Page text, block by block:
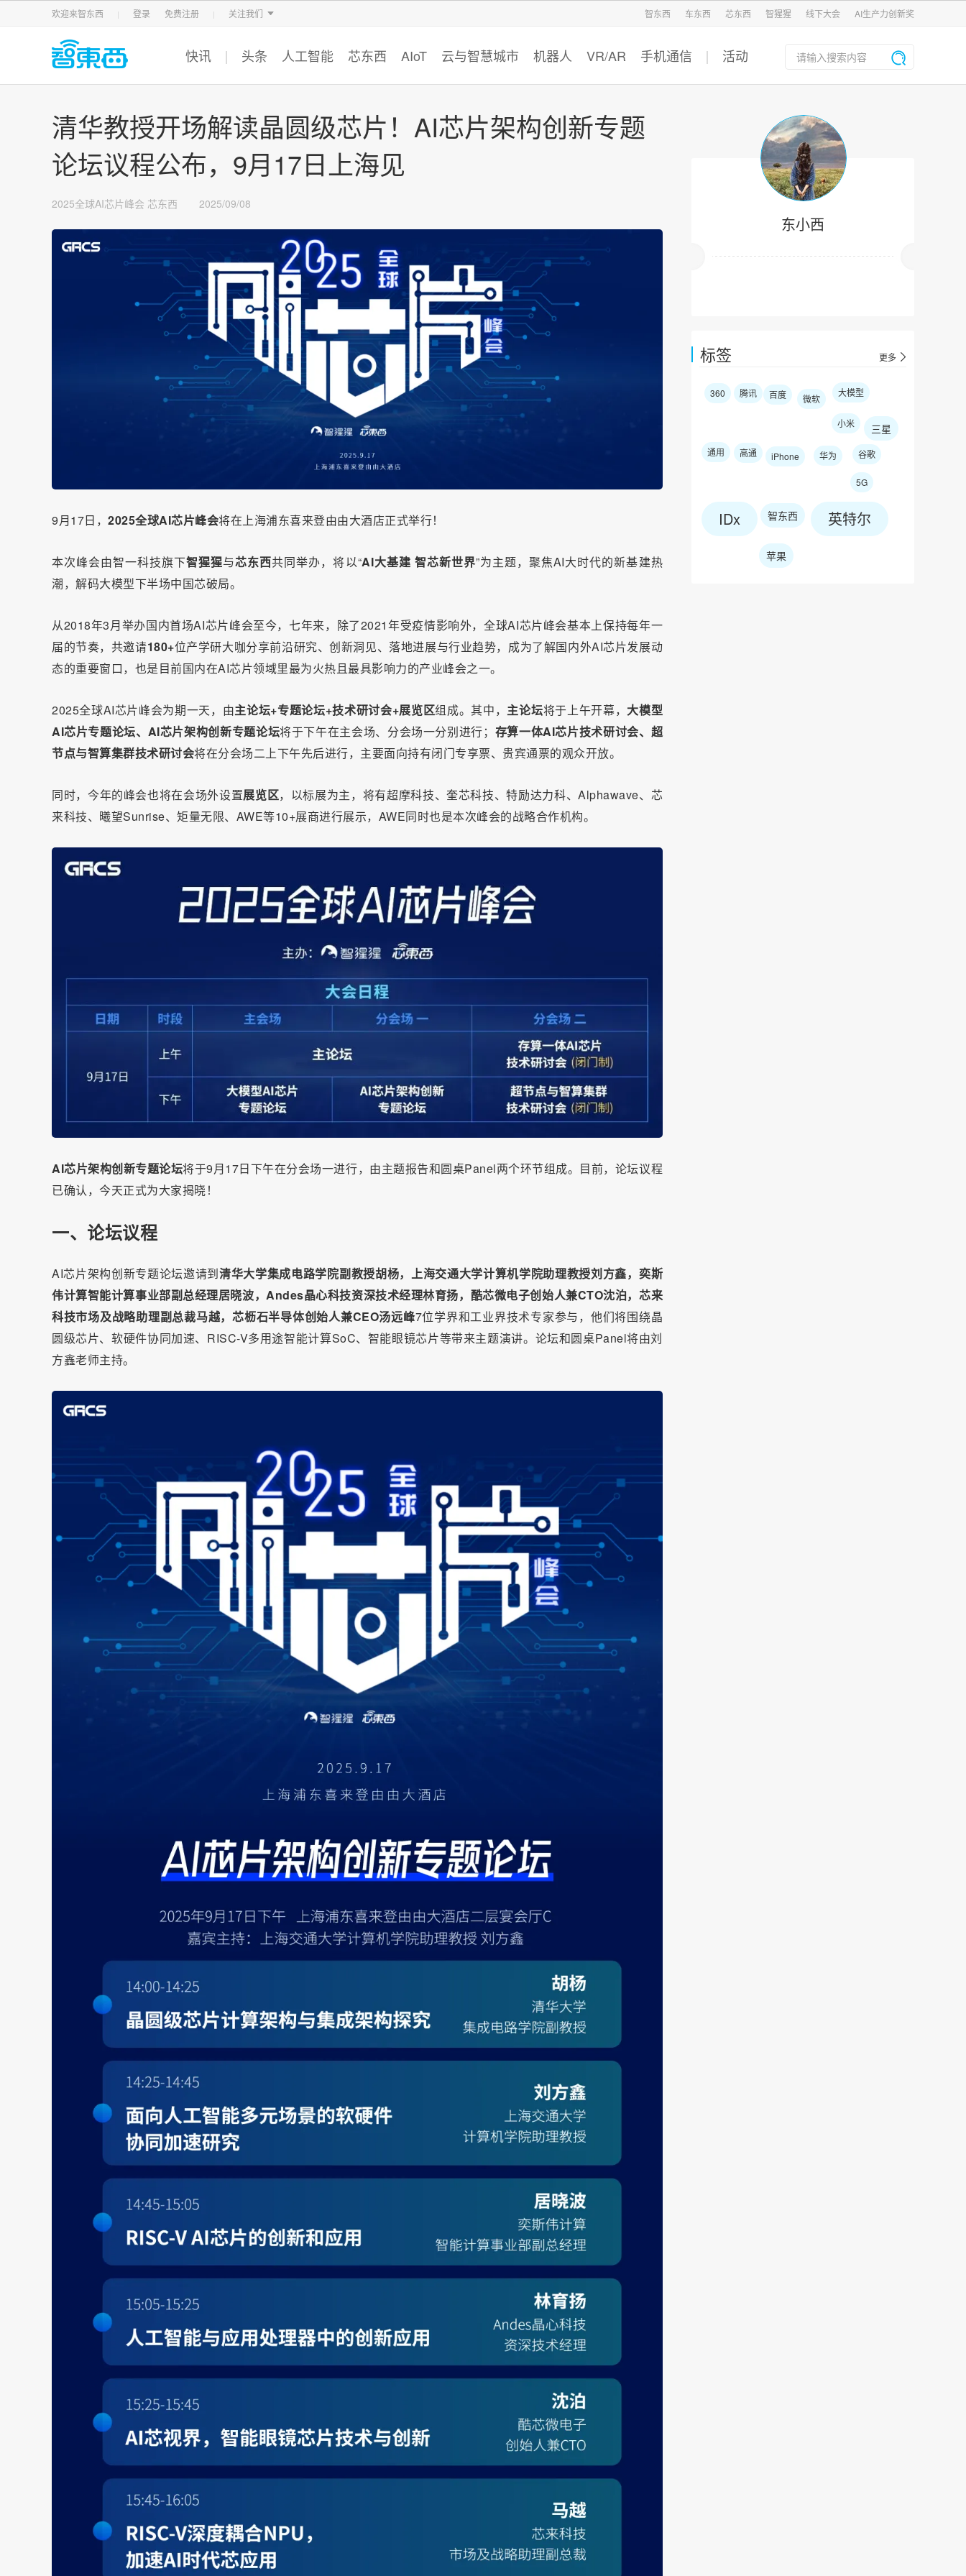
欢迎来智东西 登录 免费注册 关注我们
智东西 车东西 芯东西 智猩猩
智东西 车东西 芯东西 智猩猩 线下大会 AI生产力创新奖
快讯 头条 人工智能 芯东西 AIoT 云与智慧城市 机器人 VR/AR 手机通信 活动
东小西
标签 更多
360 腾讯 百度 微软
大模型
小米 三星
通用 高通 iPhone 华为 谷歌
5G
IDx 智东西 英特尔
苹果
清华教授开场解读晶圆级芯片！AI芯片架构创新专题
论坛议程公布，9月17日上海见
2025全球AI芯片峰会 芯东西 2025/09/08
9月17日， 2025全球AI芯片峰会将在上海浦东喜来登由由大酒店正式举行！
本次峰会由智一科技旗下智猩猩与芯东西共同举办，将以“AI大基建 智芯新世界”为主题，聚焦AI大时代的新基建热
潮，解码大模型下半场中国芯破局。
从2018年3月举办国内首场AI芯片峰会至今，七年来，除了2021年受疫情影响外，全球AI芯片峰会基本上保持每年一
届的节奏，共邀请180+位产学研大咖分享前沿研究、创新洞见、落地进展与行业趋势，成为了解国内外AI芯片发展动
态的重要窗口，也是目前国内在AI芯片领域里最为火热且最具影响力的产业峰会之一。
2025全球AI芯片峰会为期一天，由主论坛+专题论坛+技术研讨会+展览区组成。其中， 主论坛将于上午开幕， 大模型
AI芯片专题论坛、AI芯片架构创新专题论坛将于下午在主会场、分会场一分别进行； 存算一体AI芯片技术研讨会、超
节点与智算集群技术研讨会将在分会场二上下午先后进行，主要面向持有闭门专享票、贵宾通票的观众开放。
同时，今年的峰会也将在会场外设置展览区，以标展为主，将有超摩科技、奎芯科技、特励达力科、Alphawave、芯
来科技、曦望Sunrise、矩量无限、AWE等10+展商进行展示，AWE同时也是本次峰会的战略合作机构。
AI芯片架构创新专题论坛将于9月17日下午在分会场一进行，由主题报告和圆桌Panel两个环节组成。目前，论坛议程
已确认，今天正式为大家揭晓！
一、论坛议程
AI芯片架构创新专题论坛邀请到清华大学集成电路学院副教授胡杨，上海交通大学计算机学院助理教授刘方鑫，奕斯
伟计算智能计算事业部副总经理居晓波，Andes晶心科技资深技术经理林育扬，酷芯微电子创始人兼CTO沈泊，芯来
科技市场及战略助理副总裁马越，芯枥石半导体创始人兼CEO汤远峰7位学界和工业界技术专家参与，他们将围绕晶
圆级芯片、软硬件协同加速、RISC-V多用途智能计算SoC、智能眼镜芯片等带来主题演讲。论坛和圆桌Panel将由刘
方鑫老师主持。